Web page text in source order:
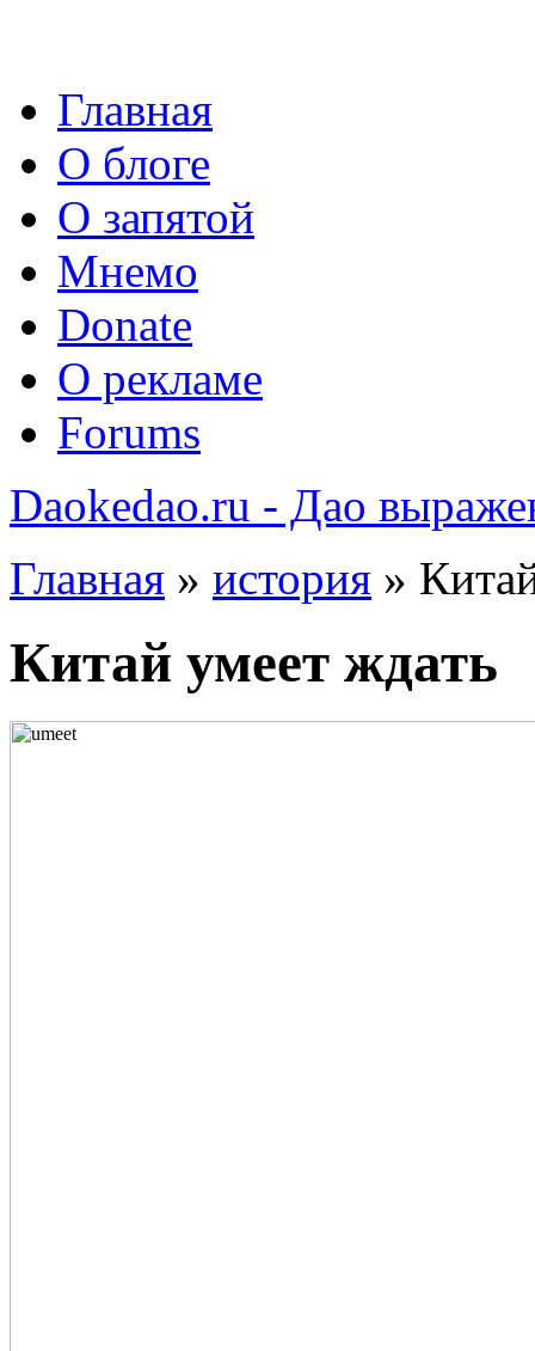
Главная
О блоге
О запятой
Мнемо
Donate
О рекламе
Forums
Daokedao.ru - Дао
Главная » история »
Китай умеет ждать